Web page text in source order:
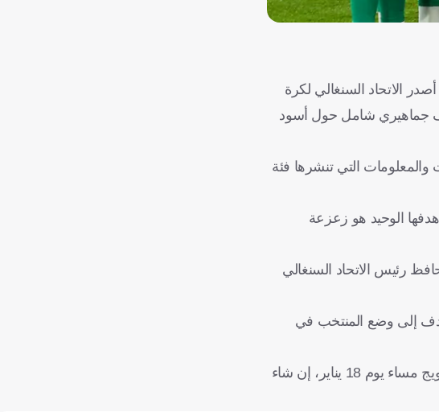
السبت، أصدر الاتحاد السنغالي لكرة
جماهيري شامل حول أسود
والمعلومات التي تنشرها فئة
الوحيد هو زعزعة
رئيس الاتحاد السنغالي
إلى وضع المنتخب في
وختم الاتحاد بيانه قائلًا: "يجب أن تتركز كل الطاقات نحو هدف واحد وحيد، وهو مرافقة أسودنا نحو النصر النهائي والتتويج مساء يوم 18 يناير، إن شاء